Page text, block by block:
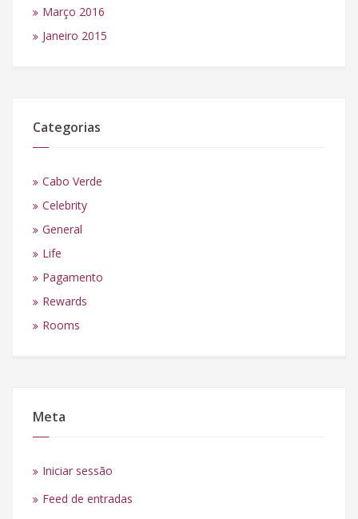
Março 2016
Janeiro 2015
Categorias
Cabo Verde
Celebrity
General
Life
Pagamento
Rewards
Rooms
Meta
Iniciar sessão
Feed de entradas